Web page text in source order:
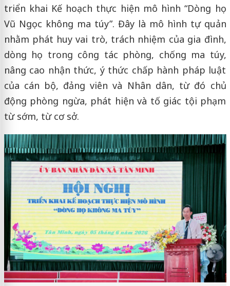
triển khai Kế hoạch thực hiện mô hình “Dòng họ
Vũ Ngọc không ma túy”. Đây là mô hình tự quản
nhằm phát huy vai trò, trách nhiệm của gia đình,
dòng họ trong công tác phòng, chống ma túy,
nâng cao nhận thức, ý thức chấp hành pháp luật
của cán bộ, đảng viên và Nhân dân, từ đó chủ
động phòng ngừa, phát hiện và tố giác tội phạm
từ sớm, từ cơ sở.